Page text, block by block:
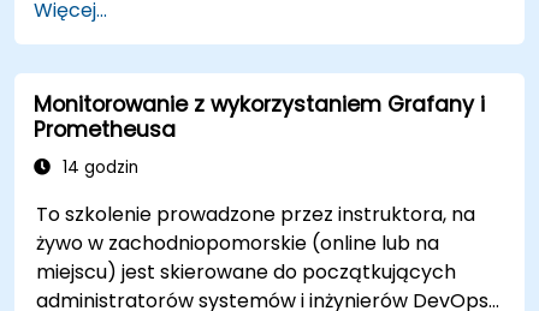
tworzenia dynamicznych i wielokrotnego
użytku paneli.
Implementować mechanizmy alertów, aby
zwiększyć świadomość operacyjną.
Więcej...
Monitorowanie z wykorzystaniem Grafany i
Prometheusa
14 godzin
To szkolenie prowadzone przez instruktora, na
żywo w zachodniopomorskie (online lub na
miejscu) jest skierowane do początkujących
administratorów systemów i inżynierów DevOps,